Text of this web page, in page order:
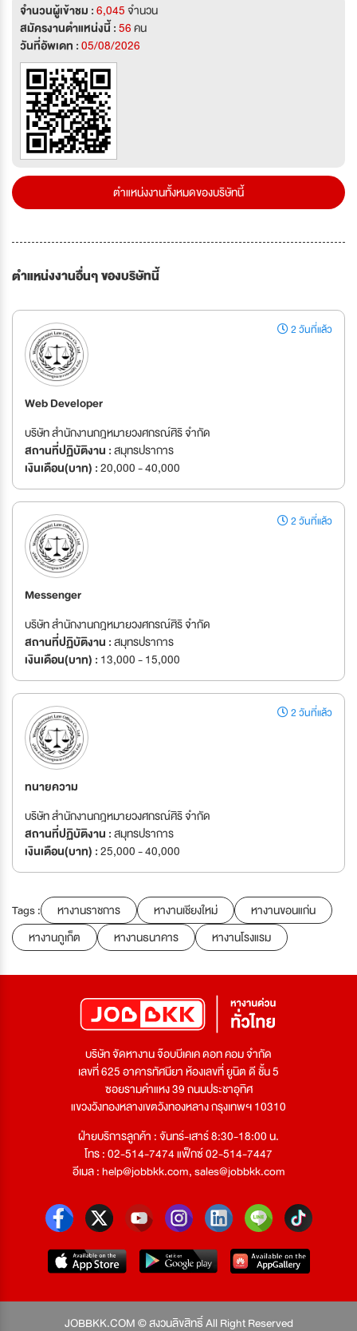
จำนวนผู้เข้าชม :6,045จำนวน
สมัครงานตำแหน่งนี้ :56คน
วันที่อัพเดท :05/08/2026
ตำแหน่งงานทั้งหมดของบริษัทนี้
ตำแหน่งงานอื่นๆ ของบริษัทนี้
2 วันที่แล้ว
Web Developer
บริษัท สำนักงานกฎหมายวงศกรณ์ศิริ จำกัด
สถานที่ปฏิบัติงาน :สมุทรปราการ
เงินเดือน(บาท) :20,000 - 40,000
2 วันที่แล้ว
Messenger
บริษัท สำนักงานกฎหมายวงศกรณ์ศิริ จำกัด
สถานที่ปฏิบัติงาน :สมุทรปราการ
เงินเดือน(บาท) : 13,000 - 15,000
2 วันที่แล้ว
ทนายความ
บริษัท สำนักงานกฎหมายวงศกรณ์ศิริ จำกัด
สถานที่ปฏิบัติงาน :สมุทรปราการ
เงินเดือน(บาท) :25,000 - 40,000
Tags : หางานราชการ หางานเชียงใหม่
หางานขอนแก่น
หางานภูเก็ต
หางานธนาคาร หางานโรงแรม
บริษัท จัดหางาน จ๊อบบีเคเค ดอท คอม จำกัด
เลขที่ 625 อาคารทัศนียา ห้องเลขที่ ยูนิต ดี ชั้น 5
ซอยรามคำแหง 39 ถนนประชาอุทิศ
แขวงวังทองหลางเขตวังทองหลาง กรุงเทพฯ 10310
ฝ่ายบริการลูกค้า : จันทร์-เสาร์ 8:30-18:00 น.
โทร : 02-514-7474 แฟ็กซ์ 02-514-7447
อีเมล :help@jobbkk.com,sales@jobbkk.com
JOBBKK.COM © สงวนลิขสิทธิ์ All Right Reserved